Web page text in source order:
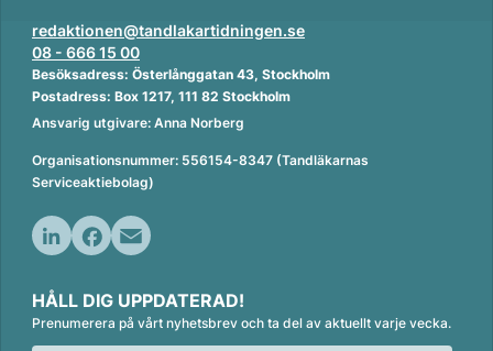
redaktionen@tandlakartidningen.se
08 - 666 15 00
Besöksadress: Österlånggatan 43, Stockholm
Postadress: Box 1217, 111 82 Stockholm
Ansvarig utgivare: Anna Norberg
Organisationsnummer: 556154-8347 (Tandläkarnas
Serviceaktiebolag)
n
k
c
e
a
i
HÅLL DIG UPPDATERAD!
Prenumerera på vårt nyhetsbrev och ta del av aktuellt varje vecka.